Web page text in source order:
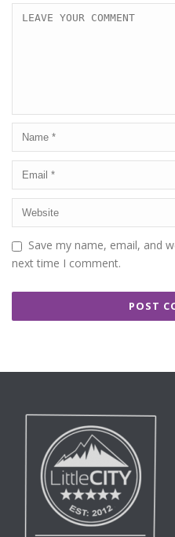
Save my name, email, and
next time I comment.